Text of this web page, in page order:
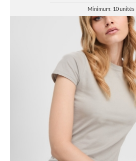
Minimum: 10 unités